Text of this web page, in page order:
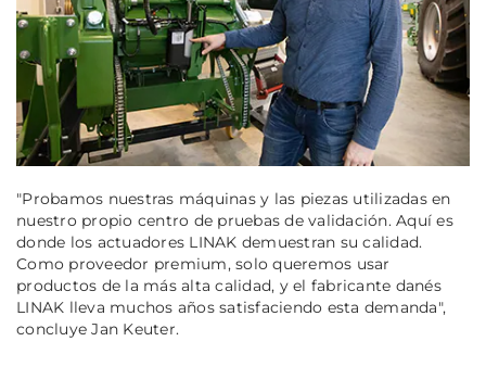
"Probamos nuestras máquinas y las piezas utilizadas en
nuestro propio centro de pruebas de validación. Aquí es
donde los actuadores LINAK demuestran su calidad.
Como proveedor premium, solo queremos usar
productos de la más alta calidad, y el fabricante danés
LINAK lleva muchos años satisfaciendo esta demanda",
concluye Jan Keuter.